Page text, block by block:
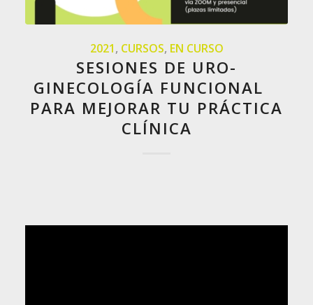
2021, CURSOS, EN CURSO
SESIONES DE URO-
GINECOLOGÍA FUNCIONAL
PARA MEJORAR TU PRÁCTICA
CLÍNICA